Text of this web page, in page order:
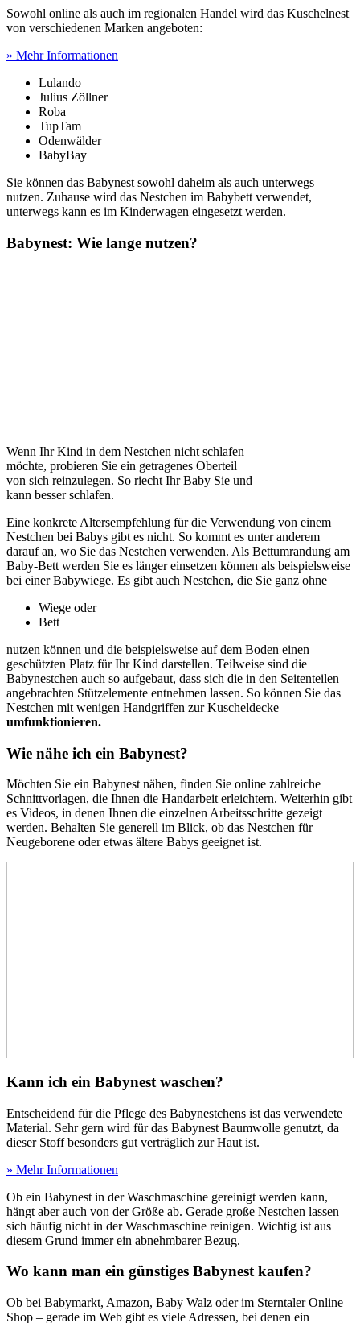
Sowohl online als auch im regionalen Handel wird das Kuschelnest
von verschiedenen Marken angeboten:
» Mehr Informationen
Lulando
Julius Zöllner
Roba
TupTam
Odenwälder
BabyBay
Sie können das Babynest sowohl daheim als auch unterwegs
nutzen. Zuhause wird das Nestchen im Babybett verwendet,
unterwegs kann es im Kinderwagen eingesetzt werden.
Babynest: Wie lange nutzen?
Wenn Ihr Kind in dem Nestchen nicht schlafen
möchte, probieren Sie ein getragenes Oberteil
von sich reinzulegen. So riecht Ihr Baby Sie und
kann besser schlafen.
Eine konkrete Altersempfehlung für die Verwendung von einem
Nestchen bei Babys gibt es nicht. So kommt es unter anderem
darauf an, wo Sie das Nestchen verwenden. Als Bettumrandung am
Baby-Bett werden Sie es länger einsetzen können als beispielsweise
bei einer Babywiege. Es gibt auch Nestchen, die Sie ganz ohne
Wiege oder
Bett
nutzen können und die beispielsweise auf dem Boden einen
geschützten Platz für Ihr Kind darstellen. Teilweise sind die
Babynestchen auch so aufgebaut, dass sich die in den Seitenteilen
angebrachten Stützelemente entnehmen lassen. So können Sie das
Nestchen mit wenigen Handgriffen zur Kuscheldecke
umfunktionieren.
Wie nähe ich ein Babynest?
Möchten Sie ein Babynest nähen, finden Sie online zahlreiche
Schnittvorlagen, die Ihnen die Handarbeit erleichtern. Weiterhin gibt
es Videos, in denen Ihnen die einzelnen Arbeitsschritte gezeigt
werden. Behalten Sie generell im Blick, ob das Nestchen für
Neugeborene oder etwas ältere Babys geeignet ist.
Kann ich ein Babynest waschen?
Entscheidend für die Pflege des Babynestchens ist das verwendete
Material. Sehr gern wird für das Babynest Baumwolle genutzt, da
dieser Stoff besonders gut verträglich zur Haut ist.
» Mehr Informationen
Ob ein Babynest in der Waschmaschine gereinigt werden kann,
hängt aber auch von der Größe ab. Gerade große Nestchen lassen
sich häufig nicht in der Waschmaschine reinigen. Wichtig ist aus
diesem Grund immer ein abnehmbarer Bezug.
Wo kann man ein günstiges Babynest kaufen?
Ob bei Babymarkt, Amazon, Baby Walz oder im Sterntaler Online
Shop – gerade im Web gibt es viele Adressen, bei denen ein